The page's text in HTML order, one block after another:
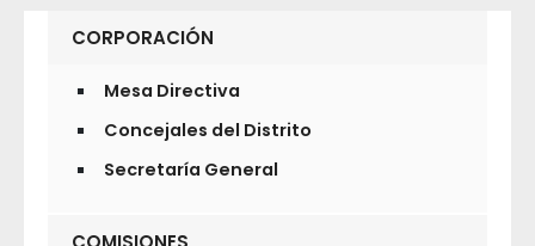
CORPORACIÓN
Mesa Directiva
Concejales del Distrito
Secretaría General